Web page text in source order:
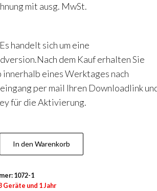
mit ausg. MwSt.
handelt sich um eine
dem Kauf erhalten Sie
innerhalb eines Werktages nach
per mail Ihren Downloadlink
für die Aktivierung.
In den Warenkorb
1072-1
Geräte und 1 Jahr